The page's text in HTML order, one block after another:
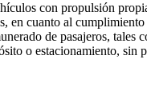
con propulsión
en cuanto al
de pasajeros,
o estacionamiento,